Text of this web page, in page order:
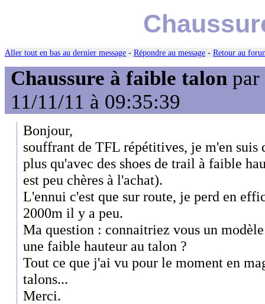
Aller tout en bas au dernier message - Répondre au message - Retour au
Chaussure à faible talon par
11/11/11 à 09:35:39
Bonjour,
souffrant de TFL répétitives, je m'en suis
plus qu'avec des shoes de trail à faible
est peu chères à l'achat).
L'ennui c'est que sur route, je perd en
2000m il y a peu.
Ma question : connaitriez vous un
une faible hauteur au talon ?
Tout ce que j'ai vu pour le moment en
talons...
Merci.